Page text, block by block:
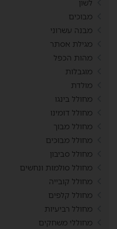
לשון
מבוכים
מבנה עשרוני
מגילת אסתר
מהות הכפל
מוגבלות
מולדת
מחולל בינגו
מחולל דומינו
מחולל מבוך
מחולל מבוכים
מחולל סביבון
מחולל סולמות ונחשים
מחולל קובייה
מחולל קלפים
מחולל רביעיות
מחוללי משחקים